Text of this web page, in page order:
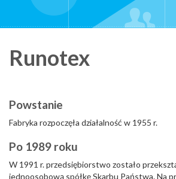
Runotex
Powstanie
Fabryka rozpoczęła działalność w 1955 r.
Po 1989 roku
W 1991 r. przedsiębiorstwo zostało
jednoosobową spółkę Skarbu Państwa. Na